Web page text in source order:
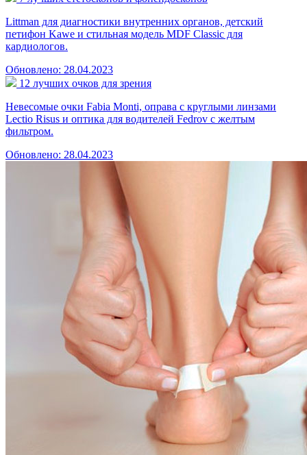
Littman для диагностики внутренних органов, детский
петифон Kawe и стильная модель MDF Classic для
кардиологов.
Обновлено: 28.04.2023
12 лучших очков для зрения
Невесомые очки Fabia Monti, оправа с круглыми линзами
Lectio Risus и оптика для водителей Fedrov с желтым
фильтром.
Обновлено: 28.04.2023